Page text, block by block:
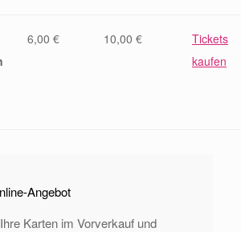
6,00 € 10,00 €
Tickets
kaufen
Angebot
Karten im Vorverkauf und